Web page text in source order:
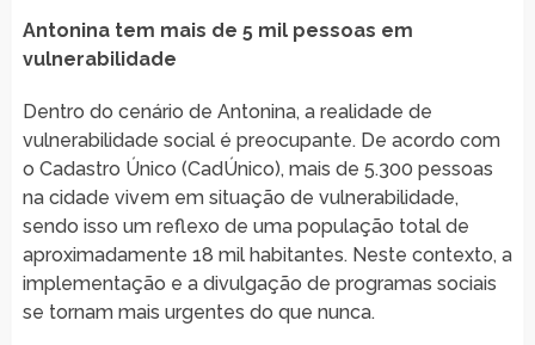
Antonina tem mais de 5 mil pessoas em
vulnerabilidade
Dentro do cenário de Antonina, a realidade de
vulnerabilidade social é preocupante. De acordo com
o Cadastro Único (CadÚnico), mais de 5.300 pessoas
na cidade vivem em situação de vulnerabilidade,
sendo isso um reflexo de uma população total de
aproximadamente 18 mil habitantes. Neste contexto, a
implementação e a divulgação de programas sociais
se tornam mais urgentes do que nunca.